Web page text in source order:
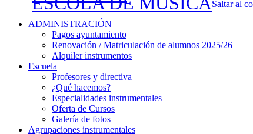
Saltar al
ADMINISTRACIÓN
Pagos ayuntamiento
Renovación / Matriculación de alumnos 2025/26
Alquiler instrumentos
Escuela
Profesores y directiva
¿Qué hacemos?
Especialidades instrumentales
Oferta de Cursos
Galería de fotos
Agrupaciones instrumentales